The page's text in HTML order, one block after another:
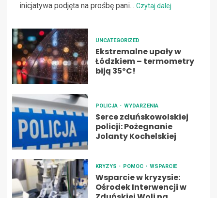
inicjatywa podjęta na prośbę pani... Czytaj dalej
UNCATEGORIZED
Ekstremalne upały w
Łódzkiem – termometry
biją 35ºC!
POLICJA WYDARZENIA
Serce zduńskowolskiej
policji: Pożegnanie
Jolanty Kochelskiej
KRYZYS POMOC WSPARCIE
Wsparcie w kryzysie:
Ośrodek Interwencji w